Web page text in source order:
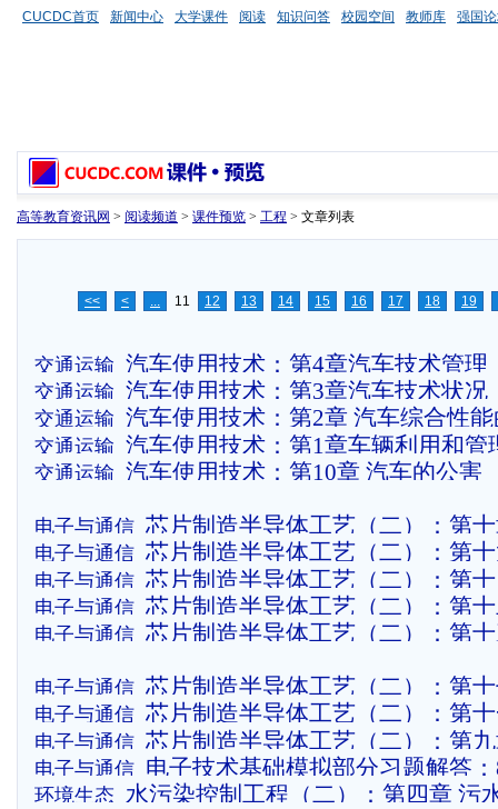
CUCDC首页 新闻中心 大学课件 阅读 知识问答 校园空间 教师库 强国
高等教育资讯网 > 阅读频道 > 课件预览 > 工程 > 文章列表
<< < ... 11 12 13 14 15 16 17 18 19
交通运输 汽车使用技术：第4章汽车技术管理
交通运输 汽车使用技术：第3章汽车技术状况
交通运输 汽车使用技术：第2章 汽车综合性
交通运输 汽车使用技术：第1章车辆利用和管
指标
交通运输 汽车使用技术：第10章 汽车的公害
电子与通信 芯片制造半导体工艺（二）：第
工艺
电子与通信 芯片制造半导体工艺（二）：第
术
电子与通信 芯片制造半导体工艺（二）：第
封装
电子与通信 芯片制造半导体工艺（二）：第
电子与通信 芯片制造半导体工艺（二）：第
电子与通信 芯片制造半导体工艺（二）：第
IC工艺流程
电子与通信 芯片制造半导体工艺（二）：第
电子与通信 芯片制造半导体工艺（二）：第
工艺
电子与通信 电子技术基础模拟部分习题解答
环境生态 水污染控制工程（二）：第四章 污